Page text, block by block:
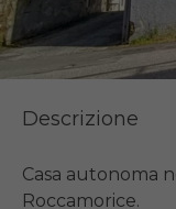
Descrizione
Casa autonoma
Roccamorice.